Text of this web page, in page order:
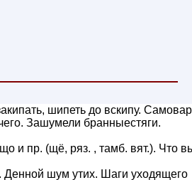
шипеть до вскипу. Самовар
Зашумели бранныестяги.
и пр. (щё, ряз. , тамб. вят.). Что
Денной шум утих. Шаги уходящего